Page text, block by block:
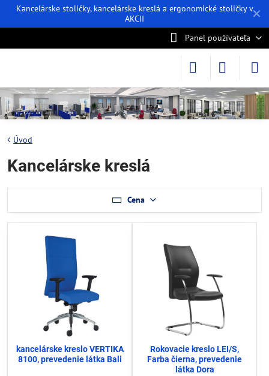
✕
Kancelárske stoličky, kancelárske kreslá a ergonomické stoličky v
AKCII
Panel používateľa
Úvod
Kancelárske kreslá
Cena
kancelárske kreslo VERTIKA
8100, prevedenie látka Bali
Rokovacie kreslo LEI/S,
Farba čierna, prevedenie
látka Dora